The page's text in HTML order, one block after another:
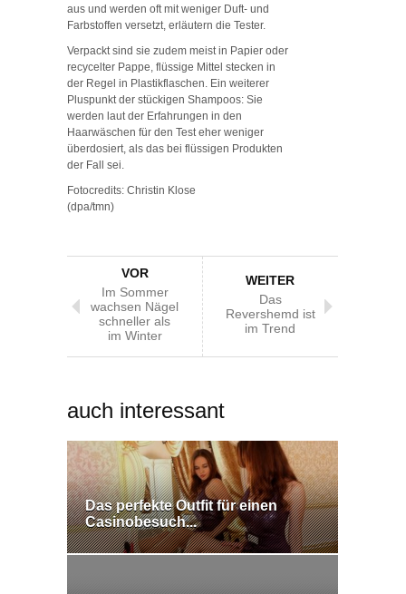
aus und werden oft mit weniger Duft- und
Farbstoffen versetzt, erläutern die Tester.
Verpackt sind sie zudem meist in Papier oder
recycelter Pappe, flüssige Mittel stecken in
der Regel in Plastikflaschen. Ein weiterer
Pluspunkt der stückigen Shampoos: Sie
werden laut der Erfahrungen in den
Haarwäschen für den Test eher weniger
überdosiert, als das bei flüssigen Produkten
der Fall sei.
Fotocredits: Christin Klose
(dpa/tmn)
VOR
Im Sommer
wachsen Nägel
schneller als
im Winter
WEITER
Das
Revershemd ist
im Trend
auch interessant
Das perfekte Outfit für einen
Casinobesuch...